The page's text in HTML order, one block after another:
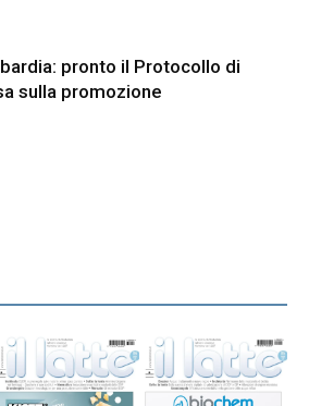
pronto il Protocollo di
sulla promozione